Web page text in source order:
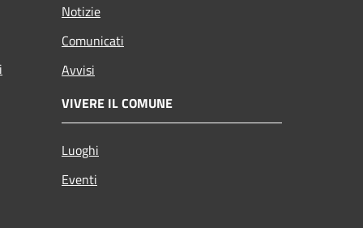
Notizie
Comunicati
Avvisi
VIVERE IL COMUNE
Luoghi
Eventi